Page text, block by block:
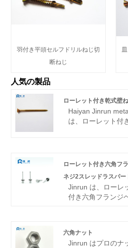
羽付き平頭セルフドリルねじ切
断ねじ
人気の製品
ローレット付き乾式壁
Haiyan Jinrun
は、ローレット付
に顧客を中心とし
ローレット付き六角フ
ネジ2スレッドラスパー
Jinrun は、ローレ
付き六角フランジ
質です。
六角ナット
Jinrun はプロのナ